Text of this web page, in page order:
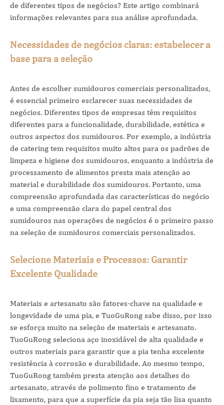
de diferentes tipos de negócios? Este artigo combinará
informações relevantes para sua análise aprofundada.
Necessidades de negócios claras: estabelecer a
base para a seleção
Antes de escolher sumidouros comerciais personalizados,
é essencial primeiro esclarecer suas necessidades de
negócios. Diferentes tipos de empresas têm requisitos
diferentes para a funcionalidade, durabilidade, estética e
outros aspectos dos sumidouros. Por exemplo, a indústria
de catering tem requisitos muito altos para os padrões de
limpeza e higiene dos sumidouros, enquanto a indústria de
processamento de alimentos presta mais atenção ao
material e durabilidade dos sumidouros. Portanto, uma
compreensão aprofundada das características do negócio
e uma compreensão clara do papel central dos
sumidouros nas operações de negócios é o primeiro passo
na seleção de sumidouros comerciais personalizados.
Selecione Materiais e Processos: Garantir
Excelente Qualidade
Materiais e artesanato são fatores-chave na qualidade e
longevidade de uma pia, e TuoGuRong sabe disso, por isso
se esforça muito na seleção de materiais e artesanato.
TuoGuRong seleciona aço inoxidável de alta qualidade e
outros materiais para garantir que a pia tenha excelente
resistência à corrosão e durabilidade. Ao mesmo tempo,
TuoGuRong também presta atenção aos detalhes do
artesanato, através de polimento fino e tratamento de
lixamento, para que a superfície da pia seja tão lisa quanto